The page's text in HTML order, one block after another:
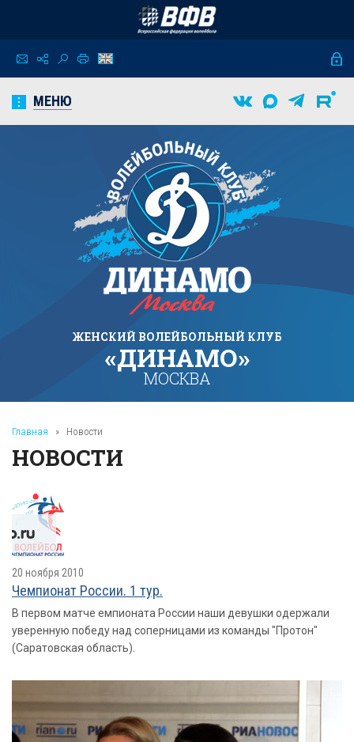
МЕНЮ
ЖЕНСКИЙ ВОЛЕЙБОЛЬНЫЙ КЛУБ
«ДИНАМО»
МОСКВА
Главная » Новости
НОВОСТИ
20 ноября 2010
Чемпионат России. 1 тур.
В первом матче емпионата России наши девушки одержали
уверенную победу над соперницами из команды "Протон"
(Саратовская область).